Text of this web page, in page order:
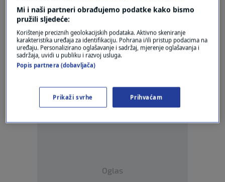
Oglas
Oglas
Mi i naši partneri obrađujemo podatke kako bismo
pružili sljedeće:
Korištenje preciznih geolokacijskih podataka. Aktivno skeniranje
karakteristika uređaja za identifikaciju. Pohrana i/ili pristup podacima na
uređaju. Personalizirano oglašavanje i sadržaj, mjerenje oglašavanja i
sadržaja, uvidi u publiku i razvoj usluga.
Popis partnera (dobavljača)
Prikaži svrhe Prihvaćam